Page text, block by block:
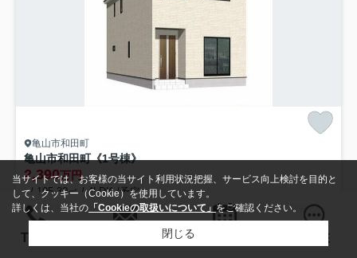
亀山市和田町
亀山市和田町《1号棟》
2,390万円
- / 105.30㎡ / 4LDK /予定
関西本線「井田川」駅 徒歩20分
関西本線「亀山」駅 徒歩44分
収納豊富
システムキッチン
カウンターキッチン
TEL お問い合わせ LINE
当サイトでは、お客様の当サイト利用状況把握、サービス向上検討を目的と
して、クッキー（Cookie）を使用しています。
詳しくは、当社の 「Cookieの取扱いについて」をご確認ください。
閉じる